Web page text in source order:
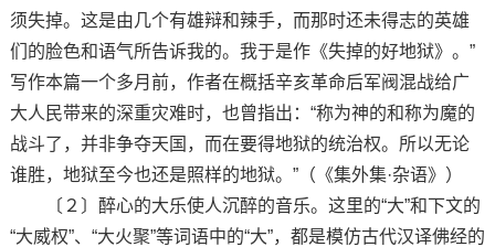
须失掉。这是由几个有雄辩和辣手，而那时还未得志的英雄
们的脸色和语气所告诉我的。我于是作《失掉的好地狱》。”
写作本篇一个多月前，作者在概括辛亥革命后军阀混战给广
大人民带来的深重灾难时，也曾指出：“称为神的和称为魔的
战斗了，并非争夺天国，而在要得地狱的统治权。所以无论
谁胜，地狱至今也还是照样的地狱。”（《集外集·杂语》）
〔２〕醉心的大乐使人沉醉的音乐。这里的“大”和下文的
“大威权”、“大火聚”等词语中的“大”，都是模仿古代汉译佛经的